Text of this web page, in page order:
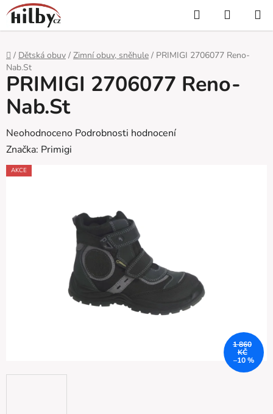
Přejít
na
obsah
Hledat
KOŠÍK
Domů
/ Dětská obuv / Zimní obuv, sněhule / PRIMIGI 2706077 Reno-
Nab.St
PRIMIGI 2706077 Reno-
Nab.St
Průměrné
hodnocení
produktu
Neohodnoceno Podrobnosti hodnocení
Značka: Primigi
AKCE
1 860
KČ
–10 %